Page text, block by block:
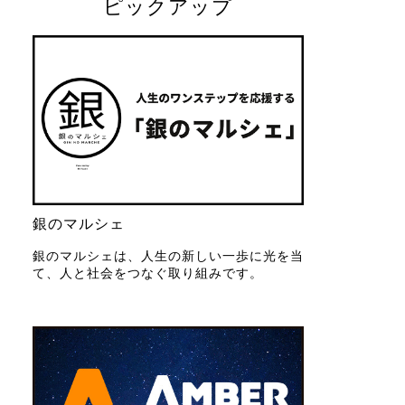
ピックアップ
銀のマルシェ
銀のマルシェは、人生の新しい一歩に光を当
て、人と社会をつなぐ取り組みです。